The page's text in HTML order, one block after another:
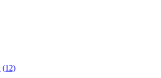
(12)